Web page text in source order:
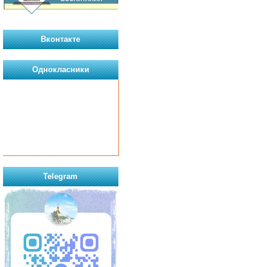
Вконтакте
Однокласники
Telegram